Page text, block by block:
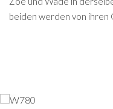
beiden werden von ihren